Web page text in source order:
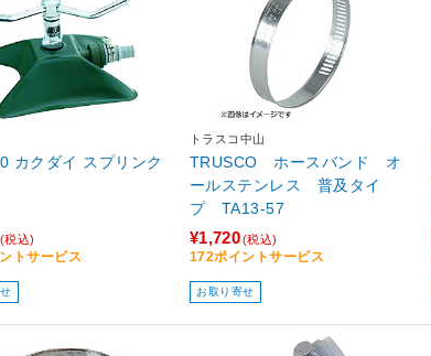
カクダイ スプリンク
(税込)
トサービス
トラスコ中山
TRUSCO ホースバンド オ
ールステンレス 普及タイ
プ TA13-57
¥1,720(税込)
172ポイントサービス
お取り寄せ